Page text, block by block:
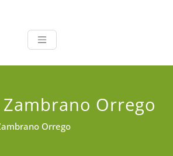
Salud a Tu
Profesionales de la Salud en un
Orrego
Orrego